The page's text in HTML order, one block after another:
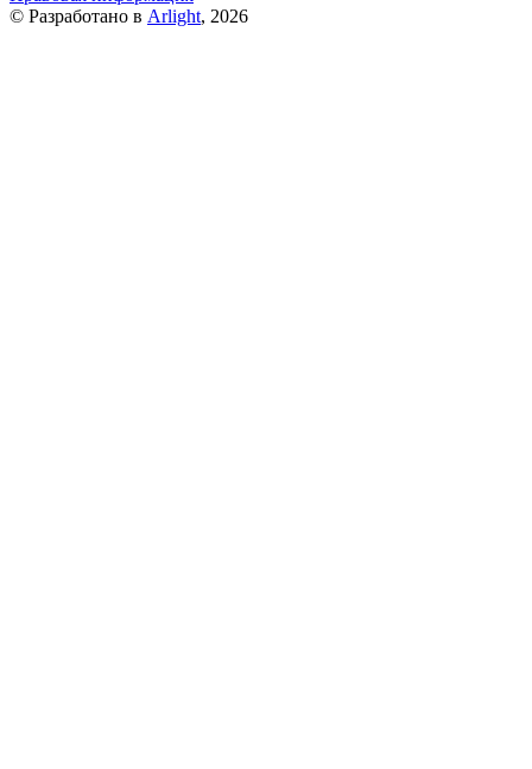
© Разработано в Arlight, 2026